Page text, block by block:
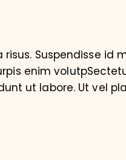
Suspendisse id
enim
ut labore. Ut vel